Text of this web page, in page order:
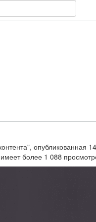
опубликованная
более 1 088